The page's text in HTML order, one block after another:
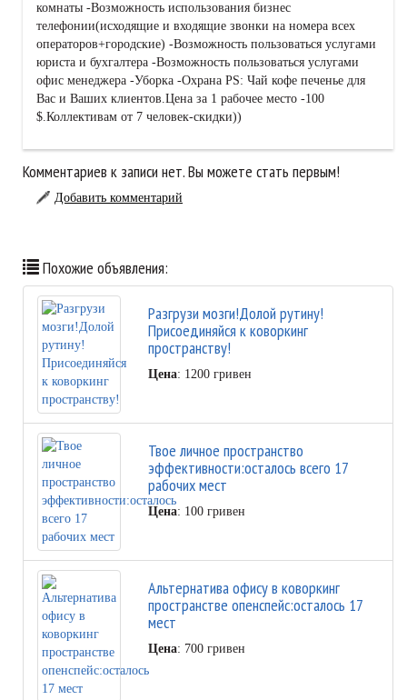
комнаты -Возможность использования бизнес
телефонии(исходящие и входящие звонки на номера всех
операторов+городские) -Возможность пользоваться услугами
юриста и бухгалтера -Возможность пользоваться услугами
офис менеджера -Уборка -Охрана PS: Чай кофе печенье для
Вас и Ваших клиентов.Цена за 1 рабочее место -100
$.Коллективам от 7 человек-скидки))
Комментариев к записи нет. Вы можете стать первым!
Добавить комментарий
Похожие объявления:
Разгрузи мозги!Долой рутину!
Присоединяйся к коворкинг
пространству!
Цена: 1200 гривен
Твое личное пространство
эффективности:осталось всего 17
рабочих мест
Цена: 100 гривен
Альтернатива офису в коворкинг
пространстве опенспейс:осталось 17
мест
Цена: 700 гривен